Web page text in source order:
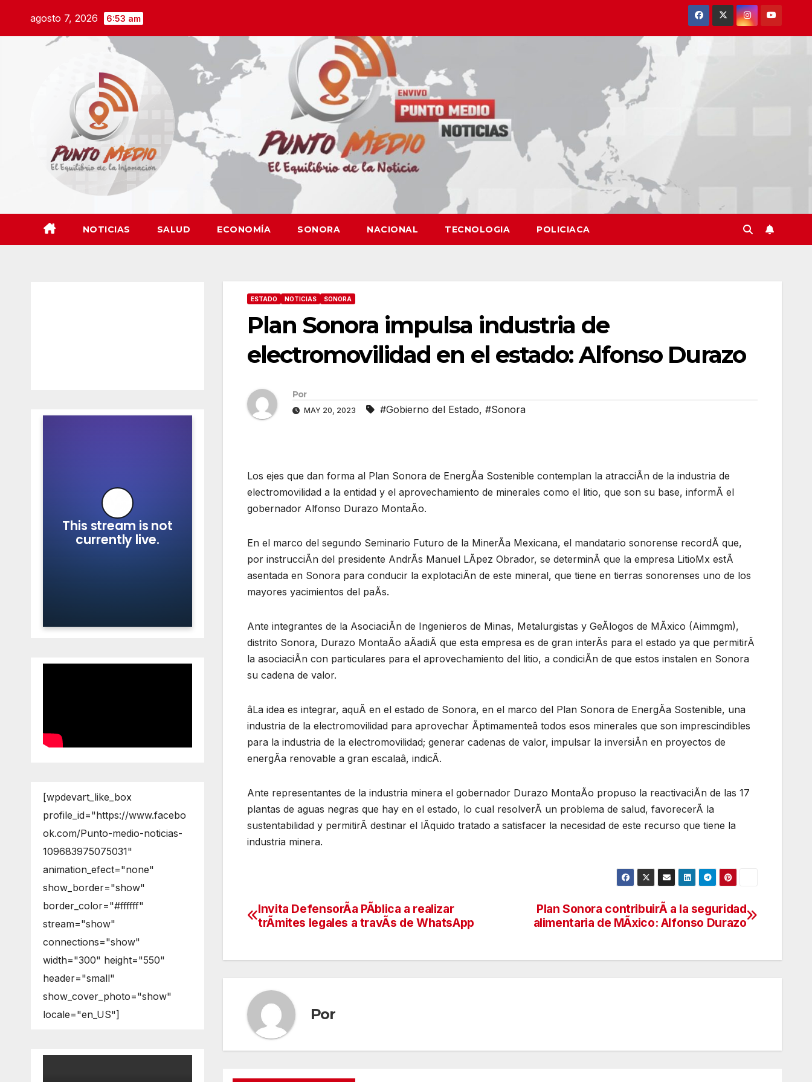
agosto 7, 2026 6:53 am
NOTICIAS SALUD ECONOMÍA SONORA NACIONAL TECNOLOGIA POLICIACA
[wpdevart_like_box
profile_id="https://www.facebo
ok.com/Punto-medio-noticias-
109683975075031"
animation_efect="none"
show_border="show"
border_color="#ffffff"
stream="show"
connections="show"
width="300" height="550"
header="small"
show_cover_photo="show"
locale="en_US"]
ESTADO NOTICIAS SONORA
Plan Sonora impulsa industria de
electromovilidad en el estado: Alfonso Durazo
Por
MAY 20, 2023 #Gobierno del Estado, #Sonora
Los ejes que dan forma al Plan Sonora de EnergÃa Sostenible contemplan la atracciÃn de la industria de
electromovilidad a la entidad y el aprovechamiento de minerales como el litio, que son su base, informÃ el
gobernador Alfonso Durazo MontaÃo.
En el marco del segundo Seminario Futuro de la MinerÃa Mexicana, el mandatario sonorense recordÃ que,
por instrucciÃn del presidente AndrÃs Manuel LÃpez Obrador, se determinÃ que la empresa LitioMx estÃ
asentada en Sonora para conducir la explotaciÃn de este mineral, que tiene en tierras sonorenses uno de los
mayores yacimientos del paÃs.
Ante integrantes de la AsociaciÃn de Ingenieros de Minas, Metalurgistas y GeÃlogos de MÃxico (Aimmgm),
distrito Sonora, Durazo MontaÃo aÃadiÃ que esta empresa es de gran interÃs para el estado ya que permitirÃ
la asociaciÃn con particulares para el aprovechamiento del litio, a condiciÃn de que estos instalen en Sonora
su cadena de valor.
âLa idea es integrar, aquÃ en el estado de Sonora, en el marco del Plan Sonora de EnergÃa Sostenible, una
industria de la electromovilidad para aprovechar Ãptimamenteâ todos esos minerales que son imprescindibles
para la industria de la electromovilidad; generar cadenas de valor, impulsar la inversiÃn en proyectos de
energÃa renovable a gran escalaâ, indicÃ.
Ante representantes de la industria minera el gobernador Durazo MontaÃo propuso la reactivaciÃn de las 17
plantas de aguas negras que hay en el estado, lo cual resolverÃ un problema de salud, favorecerÃ la
sustentabilidad y permitirÃ destinar el lÃquido tratado a satisfacer la necesidad de este recurso que tiene la
industria minera.
Navegación
entradas
Plan Sonora contribuirÃ a la seguridad
alimentaria de MÃxico: Alfonso Durazo
Invita DefensorÃa PÃblica a realizar
trÃmites legales a travÃs de WhatsApp
Por